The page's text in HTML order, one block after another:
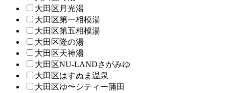
大田区月光湯
大田区第一相模湯
大田区第五相模湯
大田区隆の湯
大田区天神湯
大田区NU-LANDさがみゆ
大田区はすぬま温泉
大田区ゆ〜シティー蒲田